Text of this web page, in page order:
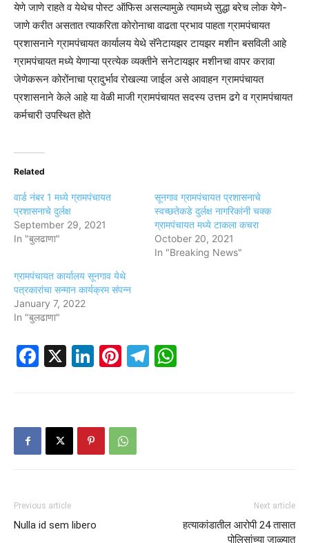
येणे जाणे राहते व येथेच पोस्ट ऑफिस असल्यामुळे त्यामध्ये सुद्धा बरेच लोक येणे-
जाणे करीत असतात त्याकरिता कोरोनाचा वाढता प्रभाव पाहता ग्रामपंचायत
प्रशासनाने ग्रामपंचायत कार्यालय येथे सॅनेटायझर टायझर मशीन बसविली आहे
ग्रामपंचायत मध्ये येणाऱ्या प्रत्येक व्यक्तीने सनेटायझर मशीनचा वापर करावा
जेणेकरून कोरोंनाचा प्रादुर्भाव रोखल्या जाईल असे आवाहन ग्रामपंचायत
प्रशासनाने केले आहे या वेळी माजी ग्रामपंचायत सदस्य उत्तम ढगे व ग्रामपंचायत
कर्मचारी उपस्थित होते
Related
वार्ड नंबर 1 मध्ये ग्रामपंचायत
प्रशासनाचे दुर्लक्ष
September 29, 2021
In "बुलढाणा"
सूनगाव ग्रामपंचायत प्रशासनाचे
स्वच्छतेकडे दुर्लक्ष नागरिकांनी चक्क
ग्रामपंचायत मध्ये टाकला कचरा
October 20, 2021
In "Breaking News"
ग्रामपंचायत कार्यालय सूनगाव येथे
पत्रकारांचा सन्मान कार्यक्रम संपन्न
January 7, 2022
In "बुलढाणा"
Facebook
X LinkedIn
Pinterest
Telegram
Previous article
Nulla id sem libero
Next article
हत्याकांडातील आरोपी 24 तासात
पोलिसांच्या जाळ्यात